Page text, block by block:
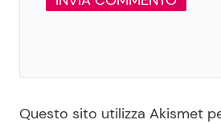
Questo sito utilizza Akismet